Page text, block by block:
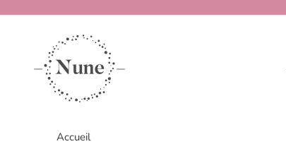
www.nune.fr
Accueil